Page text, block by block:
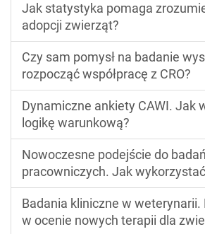
Jak statystyka pomaga
adopcji zwierząt?
Czy sam pomysł na badanie
rozpocząć współpracę z CRO?
Dynamiczne ankiety CAWI. Jak
logikę warunkową?
Nowoczesne podejście do badań
pracowniczych. Jak
Badania kliniczne w weterynarii.
w ocenie nowych terapii dla